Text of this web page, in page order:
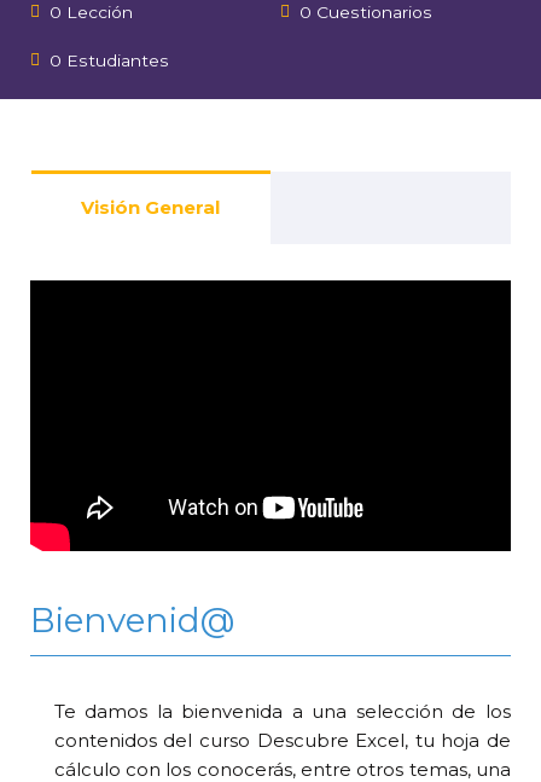
0 Lección 0 Cuestionarios
0 Estudiantes
Visión General
Bienvenid@
Te damos la bienvenida a una selección de los
contenidos del curso Descubre Excel, tu hoja de
cálculo con los conocerás, entre otros temas, una